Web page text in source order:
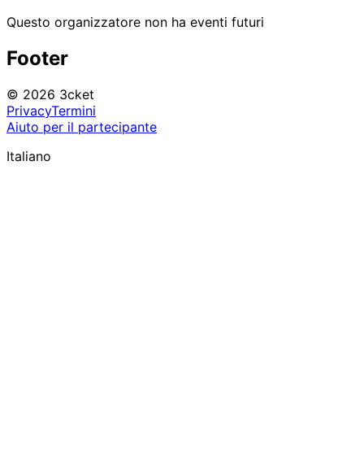
Questo organizzatore non ha eventi futuri
Footer
© 2026 3cket
PrivacyTermini
Aiuto per il partecipante
Italiano